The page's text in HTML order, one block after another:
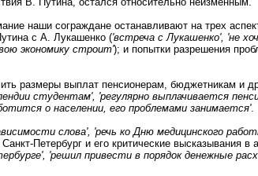
наши сограждане останавливают на трех
с А. Лукашенко ('встреча с Лукашенко', 'не
экономику строит'); и попытки разрешения
размеры выплат пенсионерам, бюджетникам и
студентам', 'регулярно выплачивается
о населении, его проблемами занимается'.
слова', 'речь ко Дню медицинского
Петербург и его критические высказывания в
'решил привести в порядок денежные